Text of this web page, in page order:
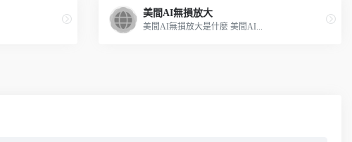
美間AI無損放大
美間AI無損放大是什麼 美間AI...